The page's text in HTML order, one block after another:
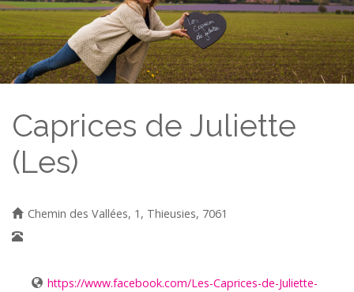
Caprices de Juliette
(Les)
Chemin des Vallées, 1, Thieusies, 7061
https://www.facebook.com/Les-Caprices-de-Juliette-